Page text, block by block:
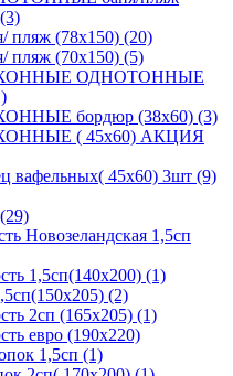
пляж (78х150) (20)
пляж (70х150) (5)
ОДНОТОННЫЕ
бордюр (38х60) (3)
( 45х60) АКЦИЯ
вафельных( 45х60) 3шт (9)
Новозеландская 1,5сп
1,5сп(140х200) (1)
(2)
2сп (165х205) (1)
евро (190х220)
1,5сп (1)